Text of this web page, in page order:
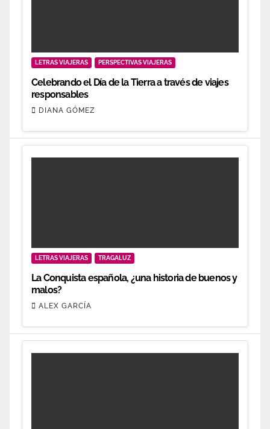
LETRAS VIAJERAS PERSPECTIVAS VIAJERAS
Celebrando el Día de la Tierra a través de viajes
responsables
DIANA GÓMEZ
LETRAS VIAJERAS TRAGALUZ
La Conquista española, ¿una historia de buenos y
malos?
ALEX GARCÍA